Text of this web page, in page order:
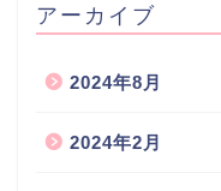
アーカイブ
2024年8月
2024年2月